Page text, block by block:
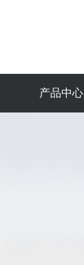
产品中心